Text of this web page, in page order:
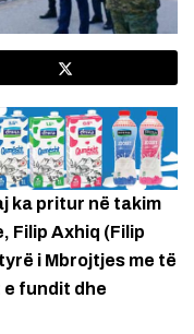
ka pritur në takim
Filip Axhiq (Filip
i Mbrojtjes me të
e fundit dhe